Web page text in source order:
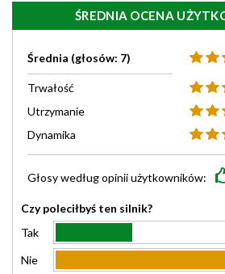
ŚREDNIA OCENA
Średnia (głosów: 7)
Trwałość
Utrzymanie
Dynamika
Głosy wedługopiniiużytkowników:
Czy poleciłbyś ten silnik?
Tak
Nie